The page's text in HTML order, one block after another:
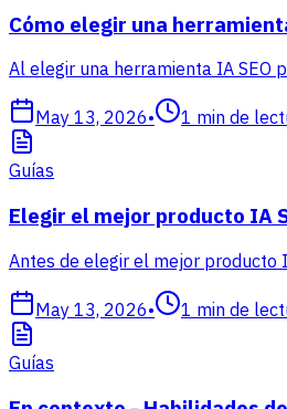
Cómo elegir una
Al elegir una herramienta IA SEO
May 13, 2026• 1 min de
Guías
Elegir el mejor producto IA
Antes de elegir el mejor producto
May 13, 2026• 1 min de
Guías